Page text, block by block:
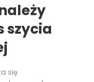
szycia
się